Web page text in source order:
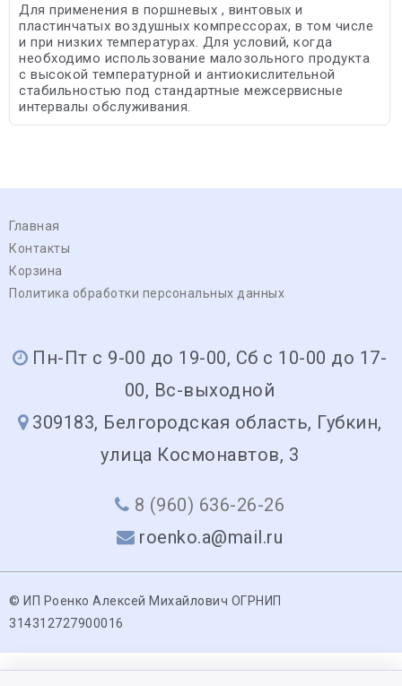
Для применения в поршневых , винтовых и
пластинчатых воздушных компрессорах, в том числе
и при низких температурах. Для условий, когда
необходимо использование малозольного продукта
с высокой температурной и антиокислительной
стабильностью под стандартные межсервисные
интервалы обслуживания.
Главная
Контакты
Корзина
Политика обработки персональных данных
Пн-Пт с 9-00 до 19-00, Сб с 10-00 до 17-
00, Вс-выходной
309183, Белгородская область, Губкин,
улица Космонавтов, 3
8 (960) 636-26-26
roenko.a@mail.ru
© ИП Роенко Алексей Михайлович ОГРНИП
314312727900016